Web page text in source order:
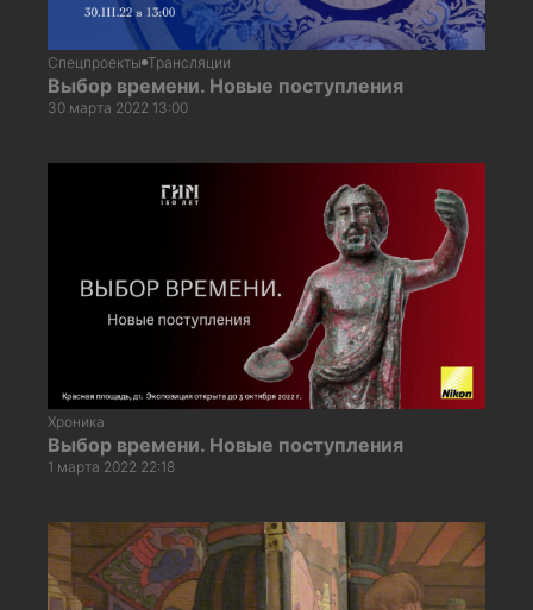
Спецпроекты Трансляции
Выбор времени. Новые поступления
30 марта 2022 13:00
Хроника
Выбор времени. Новые поступления
1 марта 2022 22:18